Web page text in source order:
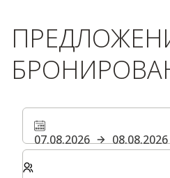
07.08.2026
08.08.2026
Выберите количество